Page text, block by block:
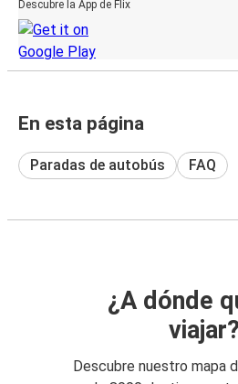
Descubre la App de Flix
En esta página
Paradas de autobús FAQ
¿A dónde
viajar?
Descubre nuestro mapa